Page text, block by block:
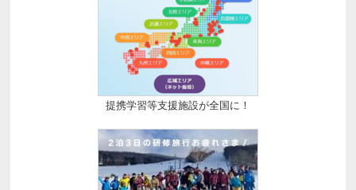
提携学習等支援施設が全国に！